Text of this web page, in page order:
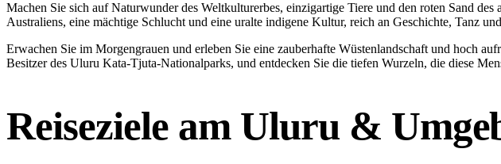
Machen Sie sich auf Naturwunder des Weltkulturerbes, einzigartige Tiere und den roten Sand
Australiens, eine mächtige Schlucht und eine uralte indigene Kultur, reich an Geschichte, Tanz
Erwachen Sie im Morgengrauen und erleben Sie eine zauberhafte Wüstenlandschaft und hoch
Besitzer des Uluru Kata-Tjuta-Nationalparks, und entdecken Sie die tiefen Wurzeln, die diese
Reiseziele am Uluru &